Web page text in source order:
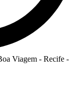
Viagem - Recife -